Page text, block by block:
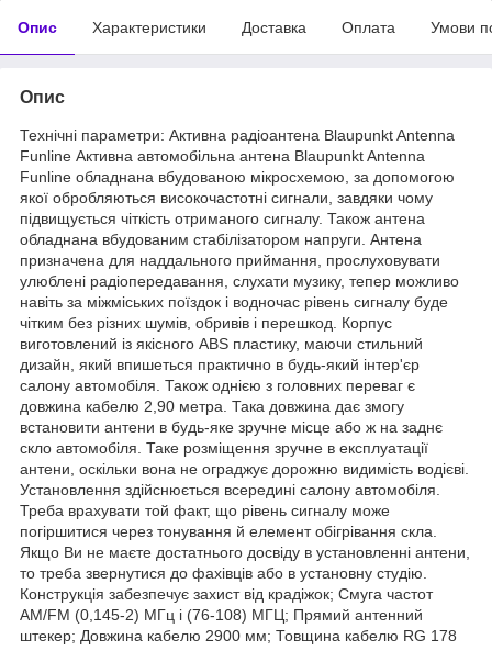
Опис Характеристики Доставка Оплата Умови
Опис
Технічні параметри: Активна радіоантена Blaupunkt Antenna
Funline Активна автомобільна антена Blaupunkt Antenna
Funline обладнана вбудованою мікросхемою, за допомогою
якої обробляються високочастотні сигнали, завдяки чому
підвищується чіткість отриманого сигналу. Також антена
обладнана вбудованим стабілізатором напруги. Антена
призначена для наддального приймання, прослуховувати
улюблені радіопередавання, слухати музику, тепер можливо
навіть за міжміських поїздок і водночас рівень сигналу буде
чітким без різних шумів, обривів і перешкод. Корпус
виготовлений із якісного ABS пластику, маючи стильний
дизайн, який впишеться практично в будь-який інтер'єр
салону автомобіля. Також однією з головних переваг є
довжина кабелю 2,90 метра. Така довжина дає змогу
встановити антени в будь-яке зручне місце або ж на заднє
скло автомобіля. Таке розміщення зручне в експлуатації
антени, оскільки вона не ограджує дорожню видимість водієві.
Установлення здійснюється всередині салону автомобіля.
Треба врахувати той факт, що рівень сигналу може
погіршитися через тонування й елемент обігрівання скла.
Якщо Ви не маєте достатнього досвіду в установленні антени,
то треба звернутися до фахівців або в установну студію.
Конструкція забезпечує захист від крадіжок; Смуга частот
AM/FM (0,145-2) МГц і (76-108) МГЦ; Прямий антенний
штекер; Довжина кабелю 2900 мм; Товщина кабелю RG 178